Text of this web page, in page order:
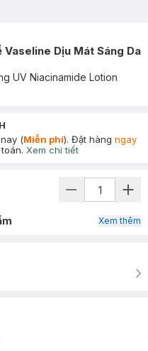
Dịu Mát Sáng Da
UV Niacinamide Lotion
(Miễn phí). Đặt hàng ngay
Xem chi tiết
Xem thêm